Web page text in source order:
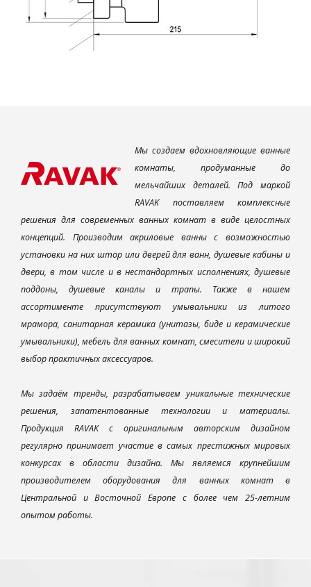
Мы создаем вдохновляющие ванные
комнаты, продуманные до
мельчайших деталей. Под маркой
RAVAK поставляем комплексные
решения для современных ванных комнат в виде целостных
концепций. Производим акриловые ванны с возможностью
установки на них штор или дверей для ванн, душевые кабины и
двери, в том числе и в нестандартных исполнениях, душевые
поддоны, душевые каналы и трапы. Также в нашем
ассортименте присутствуют умывальники из литого
мрамора, санитарная керамика (унитазы, биде и керамические
умывальники), мебель для ванных комнат, смесители и широкий
выбор практичных аксессуаров.
Мы задаём тренды, разрабатываем уникальные технические
решения, запатентованные технологии и материалы.
Продукция RAVAK с оригинальным авторским дизайном
регулярно принимает участие в самых престижных мировых
конкурсах в области дизайна. Мы являемся крупнейшим
производителем оборудования для ванных комнат в
Центральной и Восточной Европе с более чем 25-летним
опытом работы.